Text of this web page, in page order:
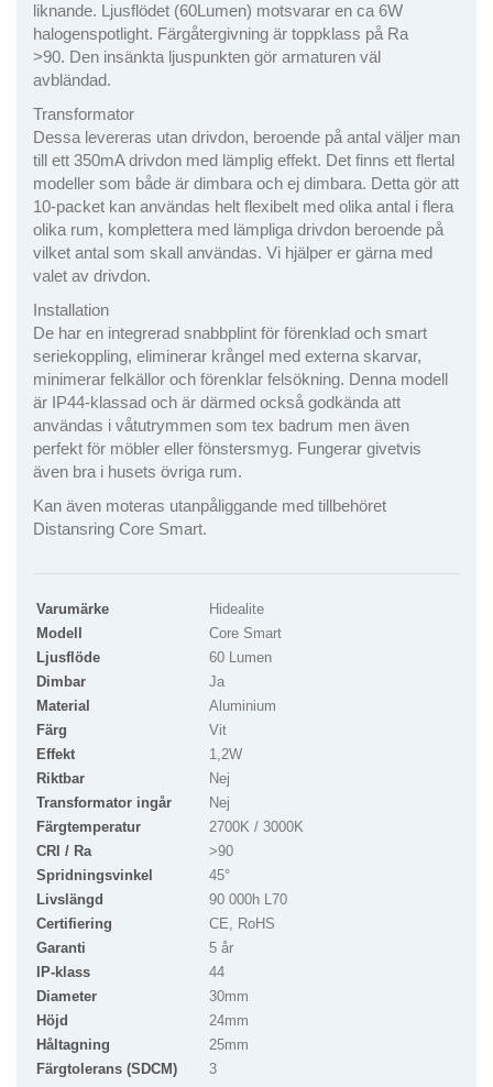
liknande. Ljusflödet (60Lumen) motsvarar en ca 6W
halogenspotlight. Färgåtergivning är toppklass på Ra
>90. Den insänkta ljuspunkten gör armaturen väl
avbländad.
Transformator
Dessa levereras utan drivdon, beroende på antal väljer man
till ett 350mA drivdon med lämplig effekt. Det finns ett flertal
modeller som både är dimbara och ej dimbara. Detta gör att
10-packet kan användas helt flexibelt med olika antal i flera
olika rum, komplettera med lämpliga drivdon beroende på
vilket antal som skall användas. Vi hjälper er gärna med
valet av drivdon.
Installation
De har en integrerad snabbplint för förenklad och smart
seriekoppling, eliminerar krångel med externa skarvar,
minimerar felkällor och förenklar felsökning. Denna modell
är IP44-klassad och är därmed också godkända att
användas i våtutrymmen som tex badrum men även
perfekt för möbler eller fönstersmyg. Fungerar givetvis
även bra i husets övriga rum.
Kan även moteras utanpåliggande med tillbehöret
Distansring Core Smart.
Varumärke
Hidealite
Modell
Core Smart
Ljusflöde
60 Lumen
Dimbar
Ja
Material
Aluminium
Färg
Vit
Effekt
1,2W
Riktbar
Nej
Transformator ingår
Nej
Färgtemperatur
2700K / 3000K
CRI / Ra
>90
Spridningsvinkel
45°
Livslängd
90 000h L70
Certifiering
CE, RoHS
Garanti
5 år
IP-klass
44
Diameter
30mm
Höjd
24mm
Håltagning
25mm
Färgtolerans (SDCM)
3